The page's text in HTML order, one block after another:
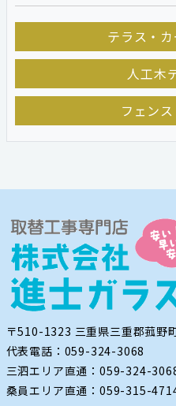
テラス・
人工木
フェン
〒510-1323 三重県三重郡菰野
代表電話：059-324-3068
三泗エリア直通：059-324-
桑員エリア直通：059-315-